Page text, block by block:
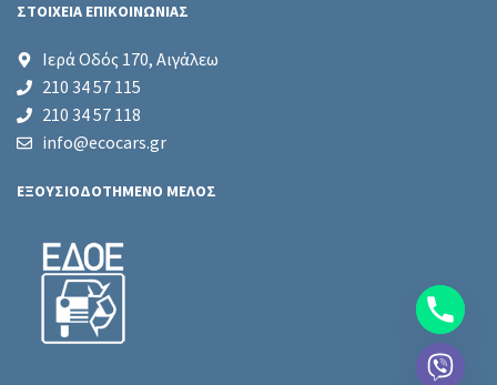
ΣΤΟΙΧΕΙΑ ΕΠΙΚΟΙΝΩΝΙΑΣ
Ιερά Οδός 170, Αιγάλεω
210 34 57 115
210 34 57 118
info@ecocars.gr
ΕΞΟΥΣΙΟΔΟΤΗΜΕΝΟ ΜΕΛΟΣ
chaty